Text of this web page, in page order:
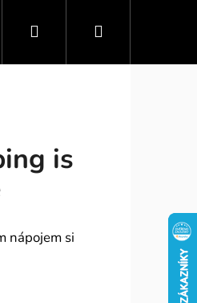
SPORT A ZÁBAVA
PřihlášeníNákupní
is
nápojem si